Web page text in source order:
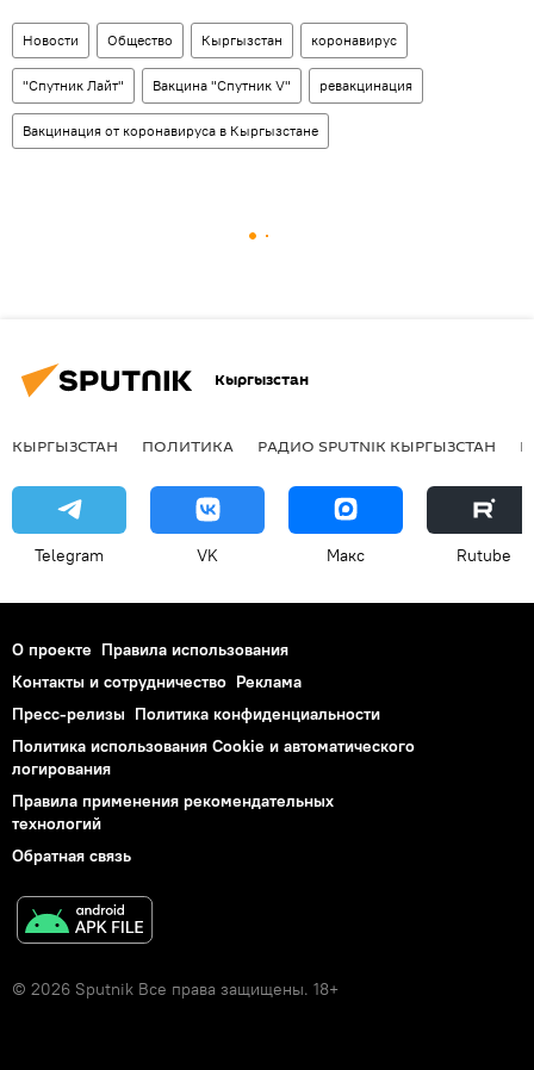
Новости Общество Кыргызстан коронавирус
"Спутник Лайт" Вакцина "Спутник V" ревакцинация
Вакцинация от коронавируса в Кыргызстане
Кыргызстан
КЫРГЫЗСТАН ПОЛИТИКА РАДИО SPUTNIK КЫРГЫЗСТАН
Telegram VK Макс Rutube
О проекте Правила использования
Контакты и сотрудничество Реклама
Пресс-релизы Политика конфиденциальности
Политика использования Cookie и автоматического
логирования
Правила применения рекомендательных
технологий
Обратная связь
© 2026 Sputnik Все права защищены. 18+